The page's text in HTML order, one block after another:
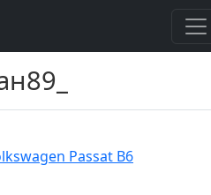
Passat B6